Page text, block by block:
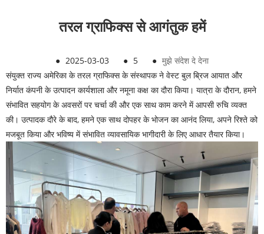
तरल ग्राफिक्स से आगंतुक हमें
● 2025-03-03 ● 5 ● मुझे संदेश दे देना
संयुक्त राज्य अमेरिका के तरल ग्राफिक्स के संस्थापक ने वेस्ट बुल ब्रिज आयात और
निर्यात कंपनी के उत्पादन कार्यशाला और नमूना कक्ष का दौरा किया। यात्रा के दौरान, हमने
संभावित सहयोग के अवसरों पर चर्चा की और एक साथ काम करने में आपसी रुचि व्यक्त
की। उत्पादक दौरे के बाद, हमने एक साथ दोपहर के भोजन का आनंद लिया, अपने रिश्ते को
मजबूत किया और भविष्य में संभावित व्यावसायिक भागीदारी के लिए आधार तैयार किया।